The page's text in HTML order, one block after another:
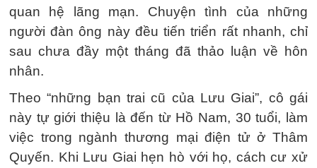
quan hệ lãng mạn. Chuyện tình của những
người đàn ông này đều tiến triển rất nhanh, chỉ
sau chưa đầy một tháng đã thảo luận về hôn
nhân.
Theo “những bạn trai cũ của Lưu Giai”, cô gái
này tự giới thiệu là đến từ Hồ Nam, 30 tuổi, làm
việc trong ngành thương mại điện tử ở Thâm
Quyến. Khi Lưu Giai hẹn hò với họ, cách cư xử